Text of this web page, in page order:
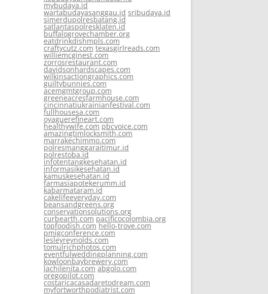
mybudaya.id
wartabudayasanggau.id sribudaya.id
simerdupolresbatang.id
satlantaspolresklaten.id
buffalogrovechamber.org
eatdrinkdishmpls.com
craftycutz.com texasgirlreads.com
williemcginest.com
zorrosrestaurant.com
davidsonhardscapes.com
wilkinsactiongraphics.com
guiltybunnies.com
acemgmtgroup.com
greeneacresfarmhouse.com
cincinnatiukrainianfestival.com
fullhousesa.com
oyaguerefineart.com
healthywife.com pbcvoice.com
amazingtimlocksmith.com
marrakechimmo.com
polresmanggaraitimur.id
polrestoba.id
infotentangkesehatan.id
informasikesehatan.id
kamuskesehatan.id
farmasiapotekerumm.id
kabarmataram.id
cakelifeeveryday.com
beansandgreens.org
conservationsolutions.org
curbearth.com pacificocolombia.org
topfoodish.com hello-trove.com
pmigconference.com
lesleyreynolds.com
tomulrichphotos.com
eventfulweddingplanning.com
kowloonbaybrewery.com
lachilenita.com abgolo.com
oregopilot.com
costaricacasadaretodream.com
myfortworthpodiatrist.com